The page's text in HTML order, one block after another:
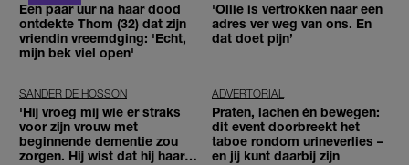
Een paar uur na haar dood
ontdekte Thom (32) dat zijn
vriendin vreemdging: 'Echt,
mijn bek viel open'
'Ollie is vertrokken naar een
adres ver weg van ons. En
dat doet pijn’
SANDER DE HOSSON
'Hij vroeg mij wie er straks
voor zijn vrouw met
beginnende dementie zou
zorgen. Hij wist dat hij haar
ADVERTORIAL
Praten, lachen én bewegen:
dit event doorbreekt het
taboe rondom urineverlies –
en jij kunt daarbij zijn